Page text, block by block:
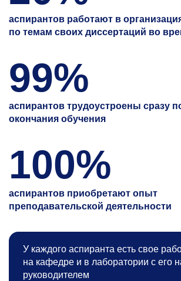
аспирантов работают в
по темам своих диссертаций во
99%
аспирантов трудоустроены сразу
окончания обучения
100%
аспирантов приобретают опыт
преподавательской деятельности
У каждого аспиранта есть свое
на кафедре и в лаборатории с его
руководителем